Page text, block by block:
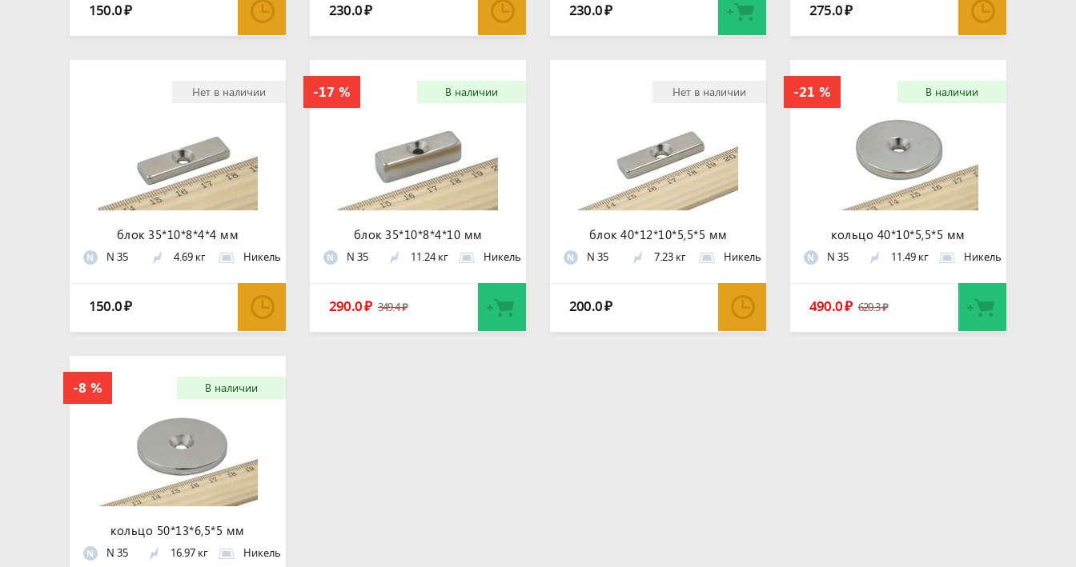
150.0₽ 230.0₽ 230.0₽ 275.0₽
Нет в наличии
блок 35*10*8*4*4 мм
N N 35 4.69 кг Никель
150.0₽
В наличии
блок 35*10*8*4*10 мм
N N 35 11.24 кг Никель
290.0₽ 349.4₽
Нет в наличии
блок 40*12*10*5,5*5 мм
N N 35 7.23 кг Никель
200.0₽
В наличии
кольцо 40*10*5,5*5 мм
N N 35 11.49 кг Никель
490.0₽ 620.3₽
В наличии
кольцо 50*13*6,5*5 мм
N N 35 16.97 кг Никель